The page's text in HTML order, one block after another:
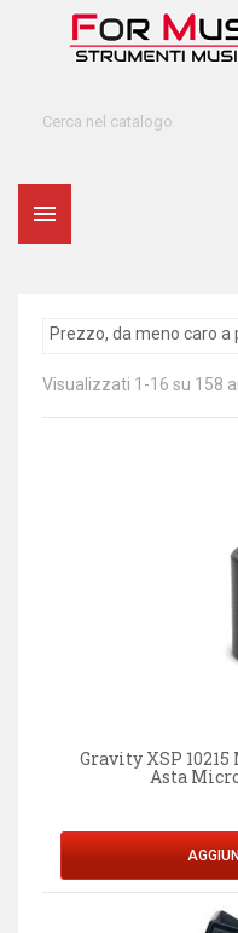

Prezzo, da meno caro a
Visualizzati 1-16 su 158
Gravity XSP
Asta